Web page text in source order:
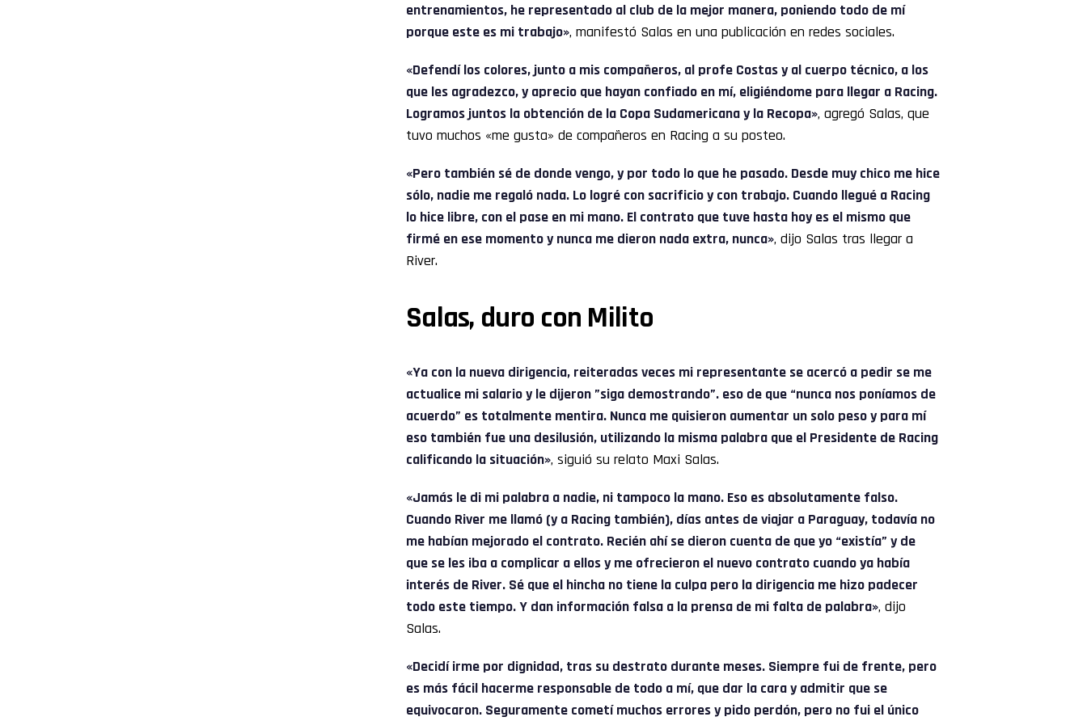
entrenamientos, he representado al club de la mejor manera, poniendo todo de mí
porque este es mi trabajo», manifestó Salas en una publicación en redes sociales.
«Defendí los colores, junto a mis compañeros, al profe Costas y al cuerpo técnico, a los
que les agradezco, y aprecio que hayan confiado en mí, eligiéndome para llegar a Racing.
Logramos juntos la obtención de la Copa Sudamericana y la Recopa», agregó Salas, que
tuvo muchos «me gusta» de compañeros en Racing a su posteo.
«Pero también sé de donde vengo, y por todo lo que he pasado. Desde muy chico me hice
sólo, nadie me regaló nada. Lo logré con sacrificio y con trabajo. Cuando llegué a Racing
lo hice libre, con el pase en mi mano. El contrato que tuve hasta hoy es el mismo que
firmé en ese momento y nunca me dieron nada extra, nunca», dijo Salas tras llegar a
River.
Salas, duro con Milito
«Ya con la nueva dirigencia, reiteradas veces mi representante se acercó a pedir se me
actualice mi salario y le dijeron ”siga demostrando”. eso de que “nunca nos poníamos de
acuerdo” es totalmente mentira. Nunca me quisieron aumentar un solo peso y para mí
eso también fue una desilusión, utilizando la misma palabra que el Presidente de Racing
calificando la situación», siguió su relato Maxi Salas.
«Jamás le di mi palabra a nadie, ni tampoco la mano. Eso es absolutamente falso.
Cuando River me llamó (y a Racing también), días antes de viajar a Paraguay, todavía no
me habían mejorado el contrato. Recién ahí se dieron cuenta de que yo “existía” y de
que se les iba a complicar a ellos y me ofrecieron el nuevo contrato cuando ya había
interés de River. Sé que el hincha no tiene la culpa pero la dirigencia me hizo padecer
todo este tiempo. Y dan información falsa a la prensa de mi falta de palabra», dijo
Salas.
«Decidí irme por dignidad, tras su destrato durante meses. Siempre fui de frente, pero
es más fácil hacerme responsable de todo a mí, que dar la cara y admitir que se
equivocaron. Seguramente cometí muchos errores y pido perdón, pero no fui el único